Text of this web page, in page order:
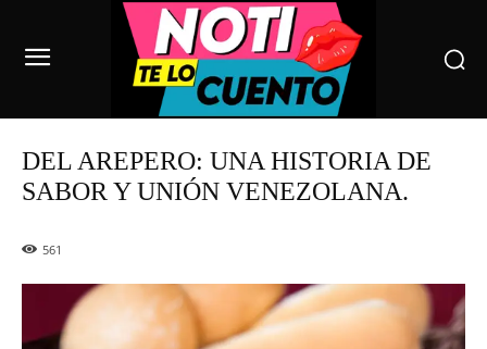
DEL AREPERO: UNA HISTORIA DE
SABOR Y UNIÓN VENEZOLANA.
561